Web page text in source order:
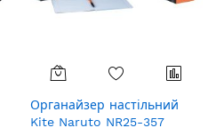
Органайзер настільний
Kite Naruto NR25-357